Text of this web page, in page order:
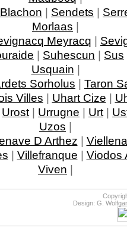
| Sendets |
Morlaas |
Meyracq |
| Suhescun | Sus
Usquain |
Sorholus | Taron
Villes | Uhart Cize |
Urost | Urrugne | Urt |
Uzos |
D Arthez |
| Villefranque | Viodos
Viven |
Design: G.